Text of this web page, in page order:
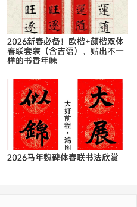
2026新春必备！欧楷+颜楷双体
春联套装（含吉语），贴出不一
样的书香年味
2026马年魏碑体春联书法欣赏